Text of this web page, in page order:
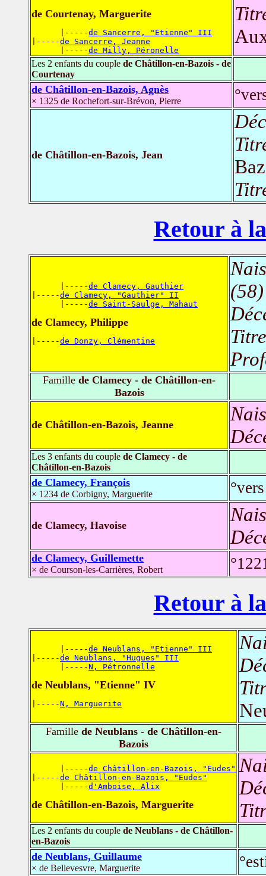
de Courtenay, Marguerite
      |-----
de Sancerre, "Etienne" III
|-----de Sancerre, Jeanne
      |-----
de Milly, Péronelle
Les 2 enfants du couple de Châtillon-en-Bazois - de
Courtenay
de Châtillon-en-Bazois, Agnès
× 1325 de Rochefort-sur-Brévon, Pierre
de Châtillon-en-Bazois, Jean
Retour à
      |-----
de Clamecy, Gauthier
|-----de Clamecy, "Gauthier" II
      |-----
de Saint-Saulge, Mahaut
de Clamecy, Philippe
|-----de Donzy, Clémentine
(58)
Famille de Clamecy - de Châtillon-en-
Bazois
de Châtillon-en-Bazois, Jeanne
Les 3 enfants du couple de Clamecy - de
Châtillon-en-Bazois
de Clamecy, François
× 1234 de Corbigny, Marguerite
de Clamecy, Havoise
de Clamecy, Guillemette
× de Courson-les-Carrières, Robert
Retour à
      |-----
de Neublans, "Etienne" III
|-----de Neublans, "Hugues" III
      |-----
N, Pétronnelle
de Neublans, "Etienne" IV
|-----N, Marguerite
Famille de Neublans - de Châtillon-en-
Bazois
      |-----
de Châtillon-en-Bazois, "Eudes"
|-----de Châtillon-en-Bazois, "Eudes"
      |-----
d'Amboise, Alix
de Châtillon-en-Bazois, Marguerite
Les 2 enfants du couple de Neublans - de Châtillon-
en-Bazois
de Neublans, Guillaume
× de Bellevesvre, Marguerite